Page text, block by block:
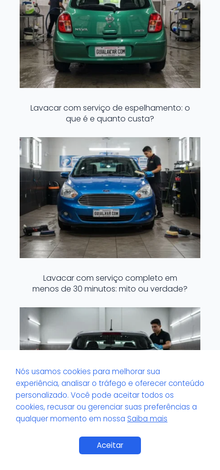
Lavacar com serviço de espelhamento: o
que é e quanto custa?
Lavacar com serviço completo em
menos de 30 minutos: mito ou verdade?
Lavacar que aceita Pix ou cartão:
Nós usamos cookies para melhorar sua
experiência, analisar o tráfego e oferecer conteúdo
personalizado. Você pode aceitar todos os
cookies, recusar ou gerenciar suas preferências a
qualquer momento em nossa Saiba mais
Aceitar